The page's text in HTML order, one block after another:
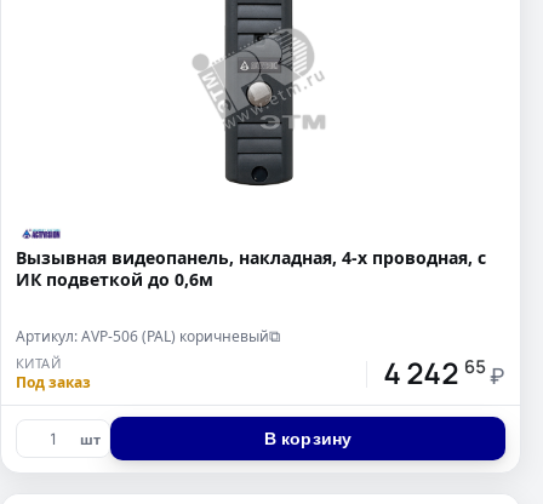
Вызывная видеопанель, накладная, 4-х проводная, с
ИК подветкой до 0,6м
Артикул: AVP-506 (PAL) коричневый⧉
КИТАЙ
Под заказ 4 242 65 ₽
шт В корзину